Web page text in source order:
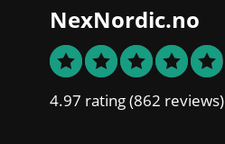
NexNordic.no
4.97 rating(862 reviews)